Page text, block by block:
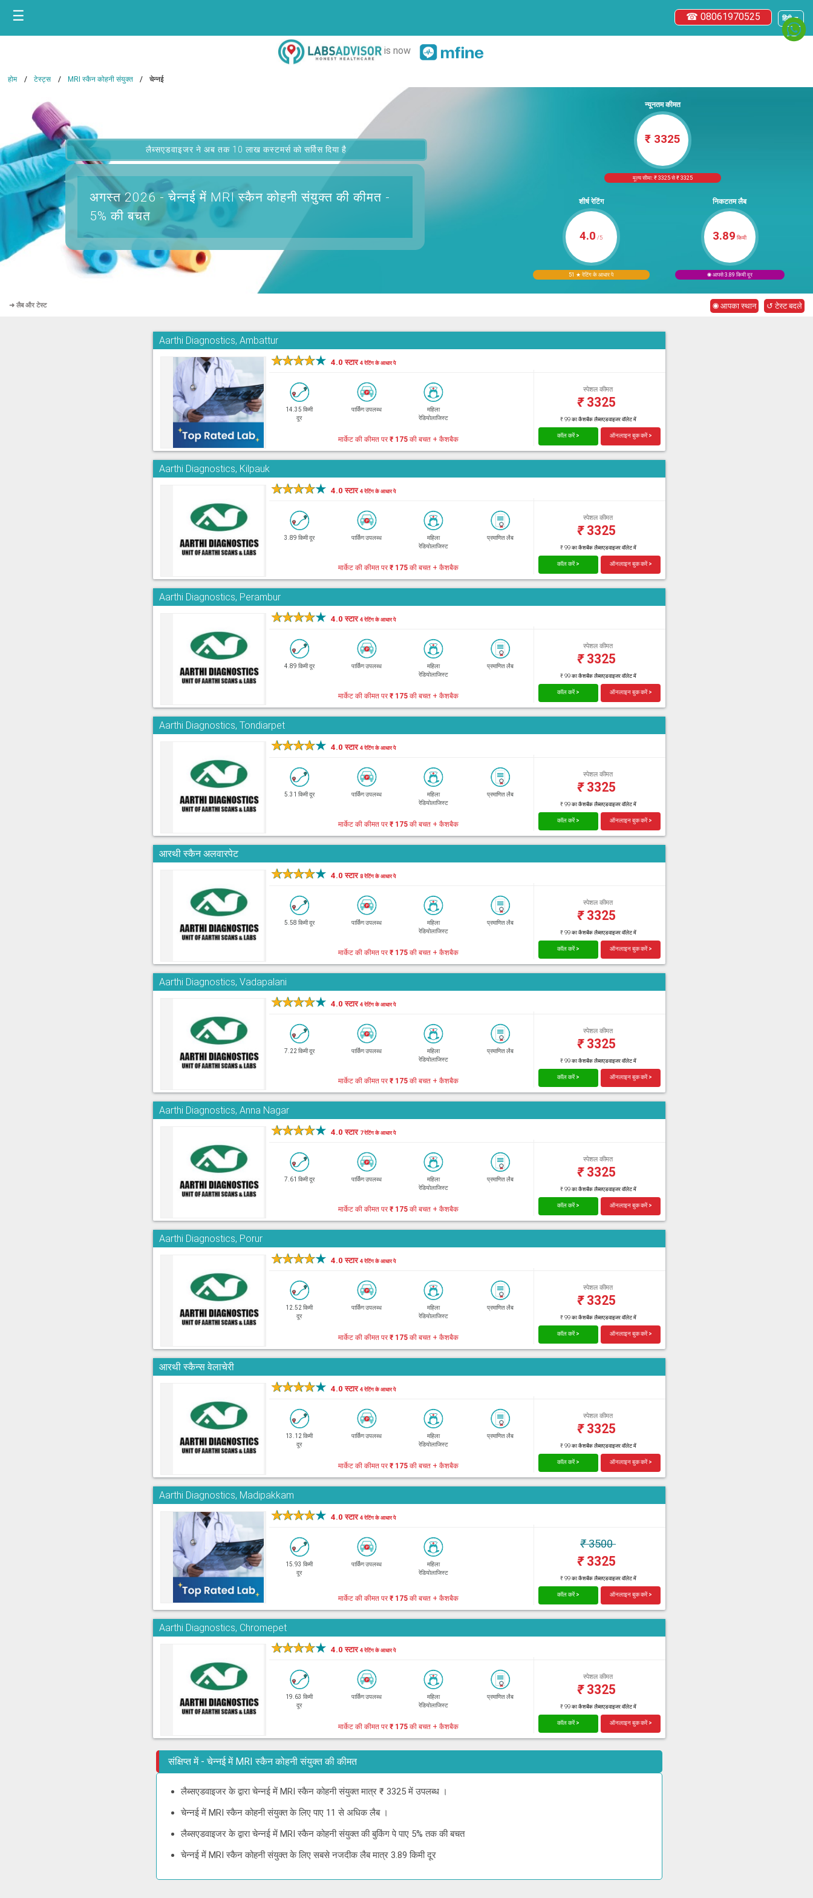
हिंदी ▼
☎ 08061970525
☰
is now
होम टेस्ट्स MRI स्कैन कोहनी संयुक्त चेन्नई
लैब्सएडवाइजर ने अब तक 10 लाख कस्टमर्स को सर्विस दिया है
अगस्त 2026 -चेन्नई में MRI स्कैन कोहनी संयुक्त की कीमत -
5% की बचत
न्यूनतम कीमत
₹ 3325
मूल्य सीमा: ₹ 3325 से ₹ 3325
शीर्ष रेटिंग
4.0 /5
51 ★ रेटिंग के आधार पे
निकटतम लैब
3.89 किमी
◉ आपसे 3.89 किमी दूर
➜ लैब और टेस्ट ◉ आपका स्थान ↺ टेस्ट बदले
Aarthi Diagnostics, Ambattur
★★★★★ 4.0 स्टार4 रेटिंग के आधार पे
14.35 किमी
दूर
पार्किंग उपलब्ध
महिला
रेडियोलाजिस्ट
स्पेशल कीमत
₹3325
₹ 99 का कैशबैक लैब्सएडवाइजर वॉलेट में
मार्केट की कीमत पर₹ 175 की बचत + कैशबैक कॉल करें > ऑनलाइन बुक करें >
Aarthi Diagnostics, Kilpauk
★★★★★ 4.0 स्टार4 रेटिंग के आधार पे
3.89 किमी दूर पार्किंग उपलब्ध
महिला
रेडियोलाजिस्ट
प्रमाणित लैब
स्पेशल कीमत
₹3325
₹ 99 का कैशबैक लैब्सएडवाइजर वॉलेट में
मार्केट की कीमत पर₹ 175 की बचत + कैशबैक कॉल करें > ऑनलाइन बुक करें >
Aarthi Diagnostics, Perambur
★★★★★ 4.0 स्टार4 रेटिंग के आधार पे
4.89 किमी दूर पार्किंग उपलब्ध
महिला
रेडियोलाजिस्ट
प्रमाणित लैब
स्पेशल कीमत
₹3325
₹ 99 का कैशबैक लैब्सएडवाइजर वॉलेट में
मार्केट की कीमत पर₹ 175 की बचत + कैशबैक कॉल करें > ऑनलाइन बुक करें >
Aarthi Diagnostics, Tondiarpet
★★★★★ 4.0 स्टार4 रेटिंग के आधार पे
5.31 किमी दूर पार्किंग उपलब्ध
महिला
रेडियोलाजिस्ट
प्रमाणित लैब
स्पेशल कीमत
₹3325
₹ 99 का कैशबैक लैब्सएडवाइजर वॉलेट में
मार्केट की कीमत पर₹ 175 की बचत + कैशबैक कॉल करें > ऑनलाइन बुक करें >
आरथी स्कैन अलवारपेट
★★★★★ 4.0 स्टार8 रेटिंग के आधार पे
5.58 किमी दूर पार्किंग उपलब्ध
महिला
रेडियोलाजिस्ट
प्रमाणित लैब
स्पेशल कीमत
₹3325
₹ 99 का कैशबैक लैब्सएडवाइजर वॉलेट में
मार्केट की कीमत पर₹ 175 की बचत + कैशबैक कॉल करें > ऑनलाइन बुक करें >
Aarthi Diagnostics, Vadapalani
★★★★★ 4.0 स्टार4 रेटिंग के आधार पे
7.22 किमी दूर पार्किंग उपलब्ध
महिला
रेडियोलाजिस्ट
प्रमाणित लैब
स्पेशल कीमत
₹3325
₹ 99 का कैशबैक लैब्सएडवाइजर वॉलेट में
मार्केट की कीमत पर₹ 175 की बचत + कैशबैक कॉल करें > ऑनलाइन बुक करें >
Aarthi Diagnostics, Anna Nagar
★★★★★ 4.0 स्टार 7 रेटिंग के आधार पे
7.61 किमी दूर पार्किंग उपलब्ध
महिला
रेडियोलाजिस्ट
प्रमाणित लैब
स्पेशल कीमत
₹3325
₹ 99 का कैशबैक लैब्सएडवाइजर वॉलेट में
मार्केट की कीमत पर₹ 175 की बचत + कैशबैक कॉल करें > ऑनलाइन बुक करें >
Aarthi Diagnostics, Porur
★★★★★ 4.0 स्टार4 रेटिंग के आधार पे
12.52 किमी
दूर
पार्किंग उपलब्ध
महिला
रेडियोलाजिस्ट
प्रमाणित लैब
स्पेशल कीमत
₹3325
₹ 99 का कैशबैक लैब्सएडवाइजर वॉलेट में
मार्केट की कीमत पर₹ 175 की बचत + कैशबैक कॉल करें > ऑनलाइन बुक करें >
आरथी स्कैन्स वेलाचेरी
★★★★★ 4.0 स्टार4 रेटिंग के आधार पे
13.12 किमी
दूर
पार्किंग उपलब्ध
महिला
रेडियोलाजिस्ट
प्रमाणित लैब
स्पेशल कीमत
₹3325
₹ 99 का कैशबैक लैब्सएडवाइजर वॉलेट में
मार्केट की कीमत पर₹ 175 की बचत + कैशबैक कॉल करें > ऑनलाइन बुक करें >
Aarthi Diagnostics, Madipakkam
★★★★★ 4.0 स्टार4 रेटिंग के आधार पे
15.93 किमी
दूर
पार्किंग उपलब्ध
महिला
रेडियोलाजिस्ट
₹3500
₹3325
₹ 99 का कैशबैक लैब्सएडवाइजर वॉलेट में
मार्केट की कीमत पर₹ 175 की बचत + कैशबैक कॉल करें > ऑनलाइन बुक करें >
Aarthi Diagnostics, Chromepet
★★★★★ 4.0 स्टार4 रेटिंग के आधार पे
19.63 किमी
दूर
पार्किंग उपलब्ध
महिला
रेडियोलाजिस्ट
प्रमाणित लैब
स्पेशल कीमत
₹3325
₹ 99 का कैशबैक लैब्सएडवाइजर वॉलेट में
मार्केट की कीमत पर₹ 175 की बचत + कैशबैक कॉल करें > ऑनलाइन बुक करें >
संक्षिप्त में - चेन्नई में MRI स्कैन कोहनी संयुक्त की कीमत
लैब्सएडवाइजर के द्वारा चेन्नई में MRI स्कैन कोहनी संयुक्त मात्र ₹ 3325 में उपलब्ध ।
चेन्नई में MRI स्कैन कोहनी संयुक्त के लिए पाए 11 से अधिक लैब ।
लैब्सएडवाइजर के द्वारा चेन्नई में MRI स्कैन कोहनी संयुक्त की बुकिंग पे पाए 5% तक की बचत
चेन्नई में MRI स्कैन कोहनी संयुक्त के लिए सबसे नजदीक लैब मात्र 3.89 किमी दूर